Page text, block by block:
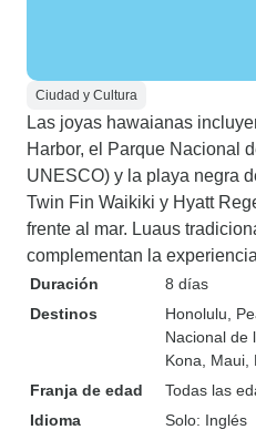
Ciudad y Cultura
Las joyas hawaianas
Harbor, el Parque Nacional
UNESCO) y la playa negra
Twin Fin Waikiki y Hyatt
frente al mar. Luaus
complementan la
Duración
8 días
Destinos
Honolulu ,
Nacional de
Kona , Maui
Franja de edad
Todas las
Idioma
Solo: Inglés